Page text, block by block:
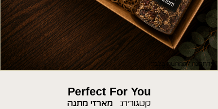
*התמונה להמחשה בלבד
Perfect For You
קטגוריה: מארזי מתנה